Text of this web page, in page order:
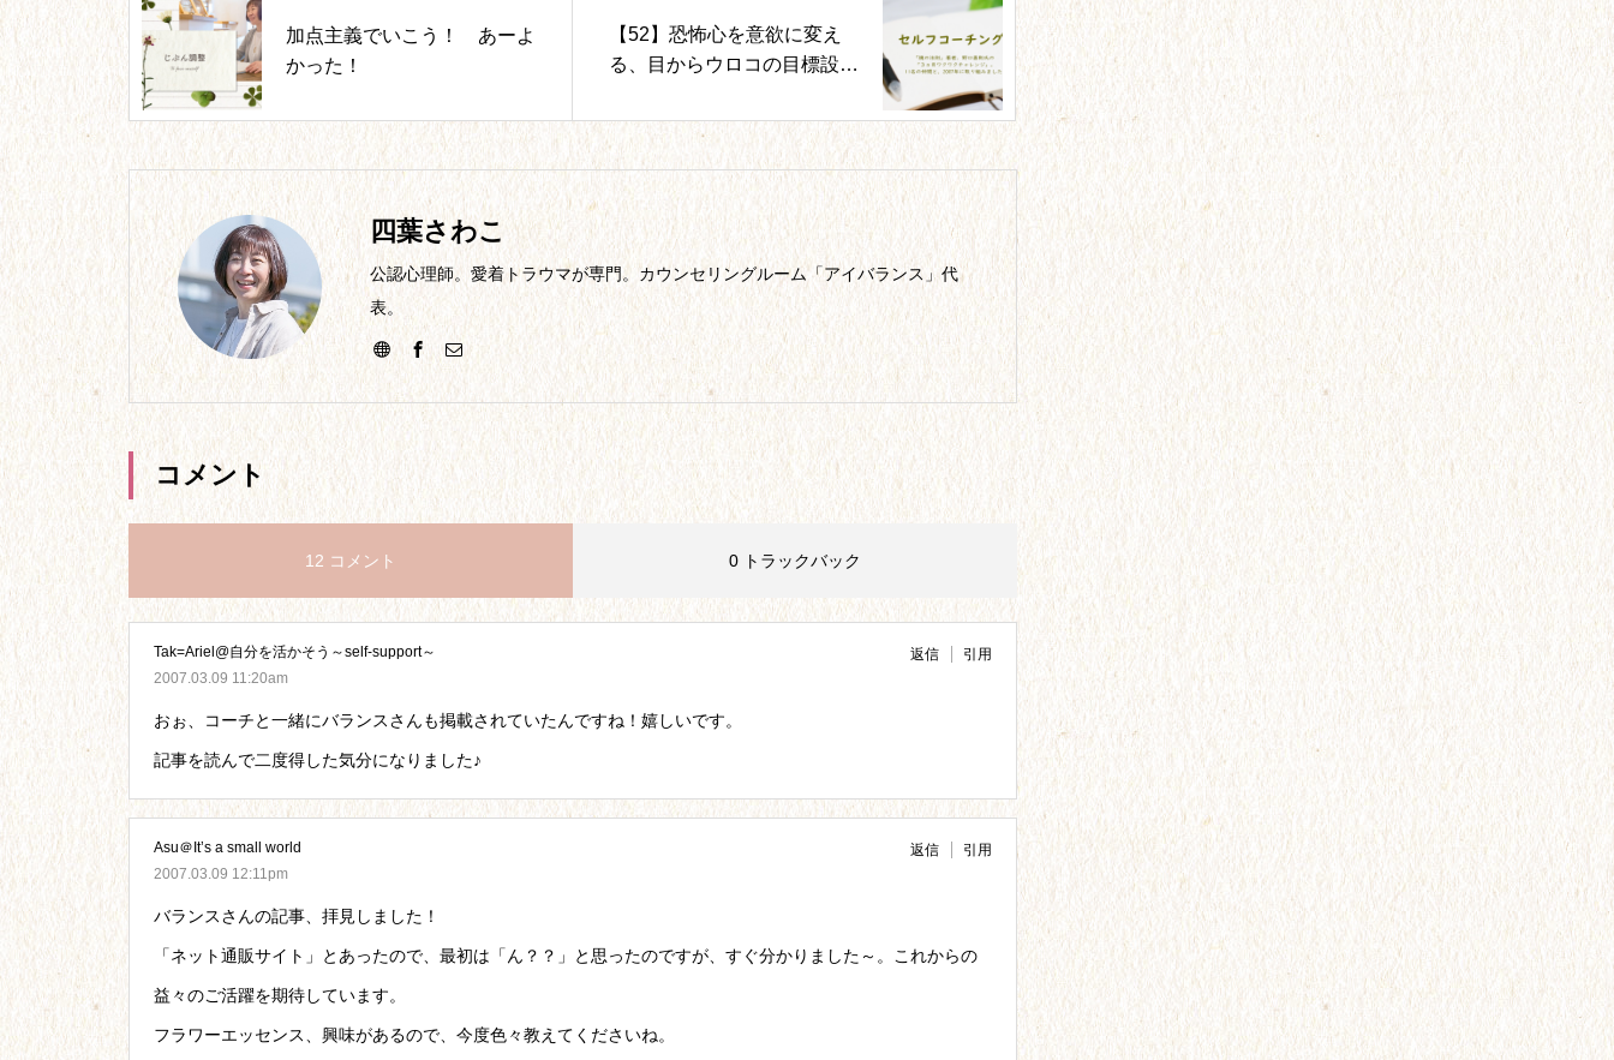
加点主義でいこう！ あーよ
かった！
【52】恐怖心を意欲に変え
る、目からウロコの目標設定
四葉さわこ
公認心理師。愛着トラウマが専門。カウンセリングルーム「アイバランス」代
表。
コメント
12 コメント 0 トラックバック
Tak=Ariel@自分を活かそう～self-support～
2007.03.09 11:20am
返信 引用
おぉ、コーチと一緒にバランスさんも掲載されていたんですね！嬉しいです。
記事を読んで二度得した気分になりました♪
Asu＠It’s a small world
2007.03.09 12:11pm
返信 引用
バランスさんの記事、拝見しました！
「ネット通販サイト」とあったので、最初は「ん？？」と思ったのですが、すぐ分かりました～。これからの
益々のご活躍を期待しています。
フラワーエッセンス、興味があるので、今度色々教えてくださいね。